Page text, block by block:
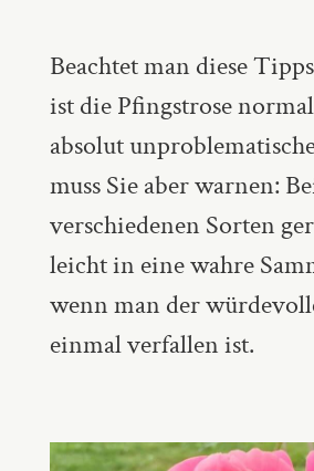
Beachtet man diese
ist die Pfingstrose
absolut
muss Sie aber warnen:
verschiedenen Sorten
leicht in eine wahre
wenn man der
einmal verfallen ist.